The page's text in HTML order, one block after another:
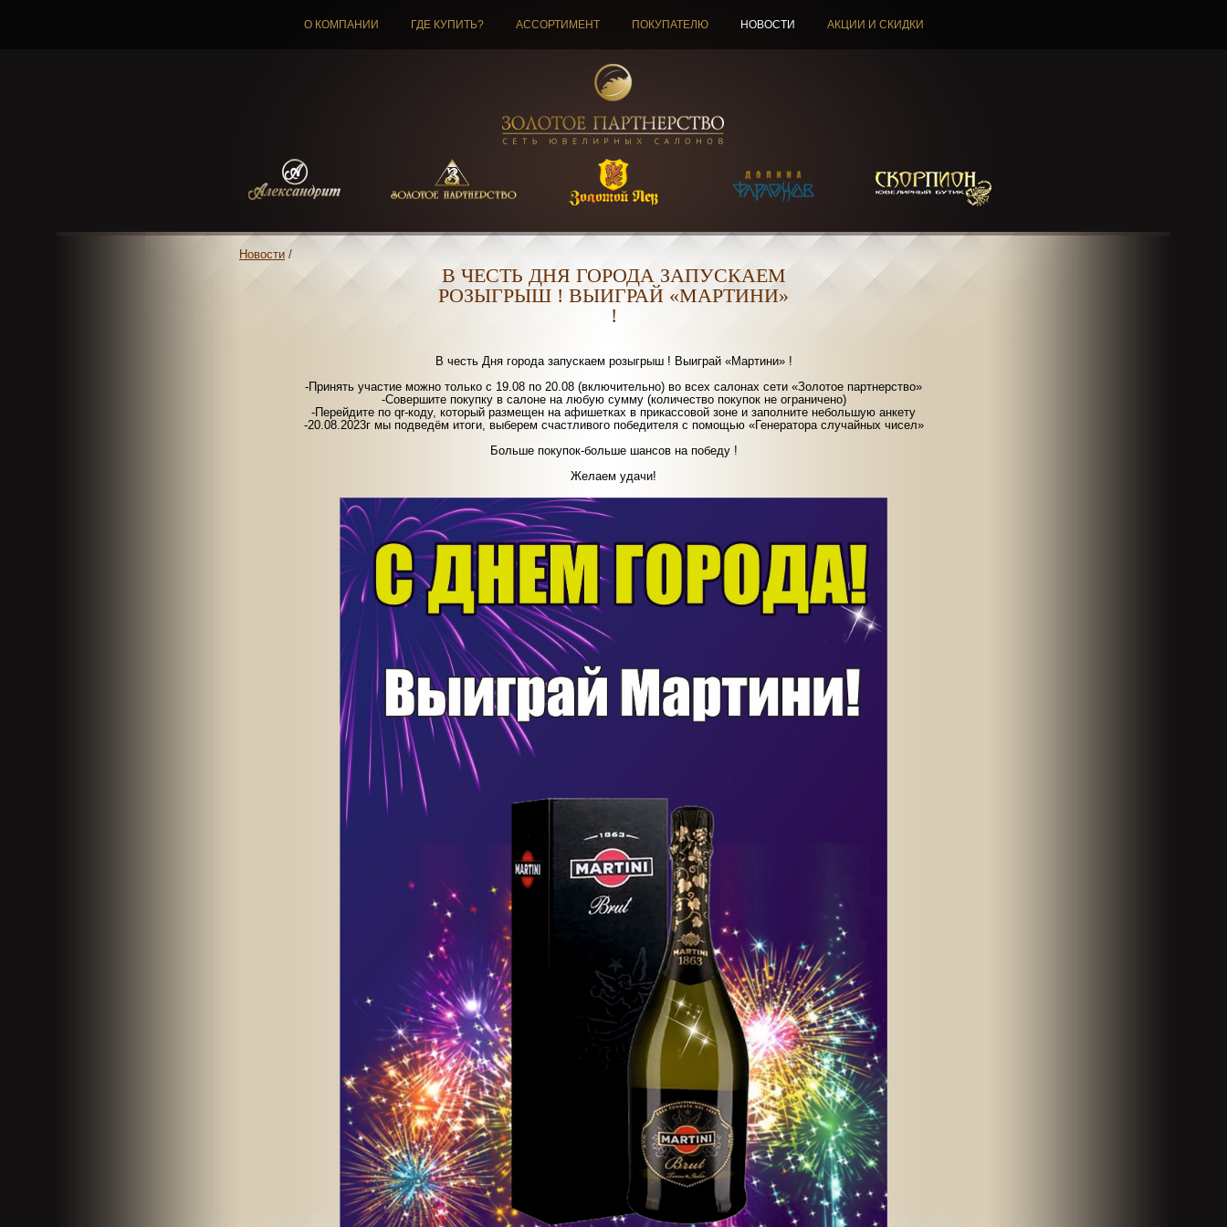
О КОМПАНИИ ГДЕ КУПИТЬ? АССОРТИМЕНТ ПОКУПАТЕЛЮ НОВОСТИ АКЦИИ И СКИДКИ
Новости /
В ЧЕСТЬ ДНЯ ГОРОДА ЗАПУСКАЕМ
РОЗЫГРЫШ ! ВЫИГРАЙ «МАРТИНИ»
!
В честь Дня города запускаем розыгрыш ! Выиграй «Мартини» !
-Принять участие можно только с 19.08 по 20.08 (включительно) во всех салонах сети «Золотое партнерство»
-Совершите покупку в салоне на любую сумму (количество покупок не ограничено)
-Перейдите по qr-коду, который размещен на афишетках в прикассовой зоне и заполните небольшую анкету
-20.08.2023г мы подведём итоги, выберем счастливого победителя с помощью «Генератора случайных чисел»
Больше покупок-больше шансов на победу !
Желаем удачи!